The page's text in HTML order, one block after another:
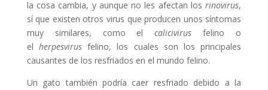
la cosa cambia, y aunque no les afectan losrinovirus,
sí que existen otros virus que producen unos síntomas
muy similares, como elcalicivirus felino o
el herpesvirus felino, los cuales son los principales
causantes de los resfriados en el mundo felino.
Un gato también podría caer resfriado debido a la